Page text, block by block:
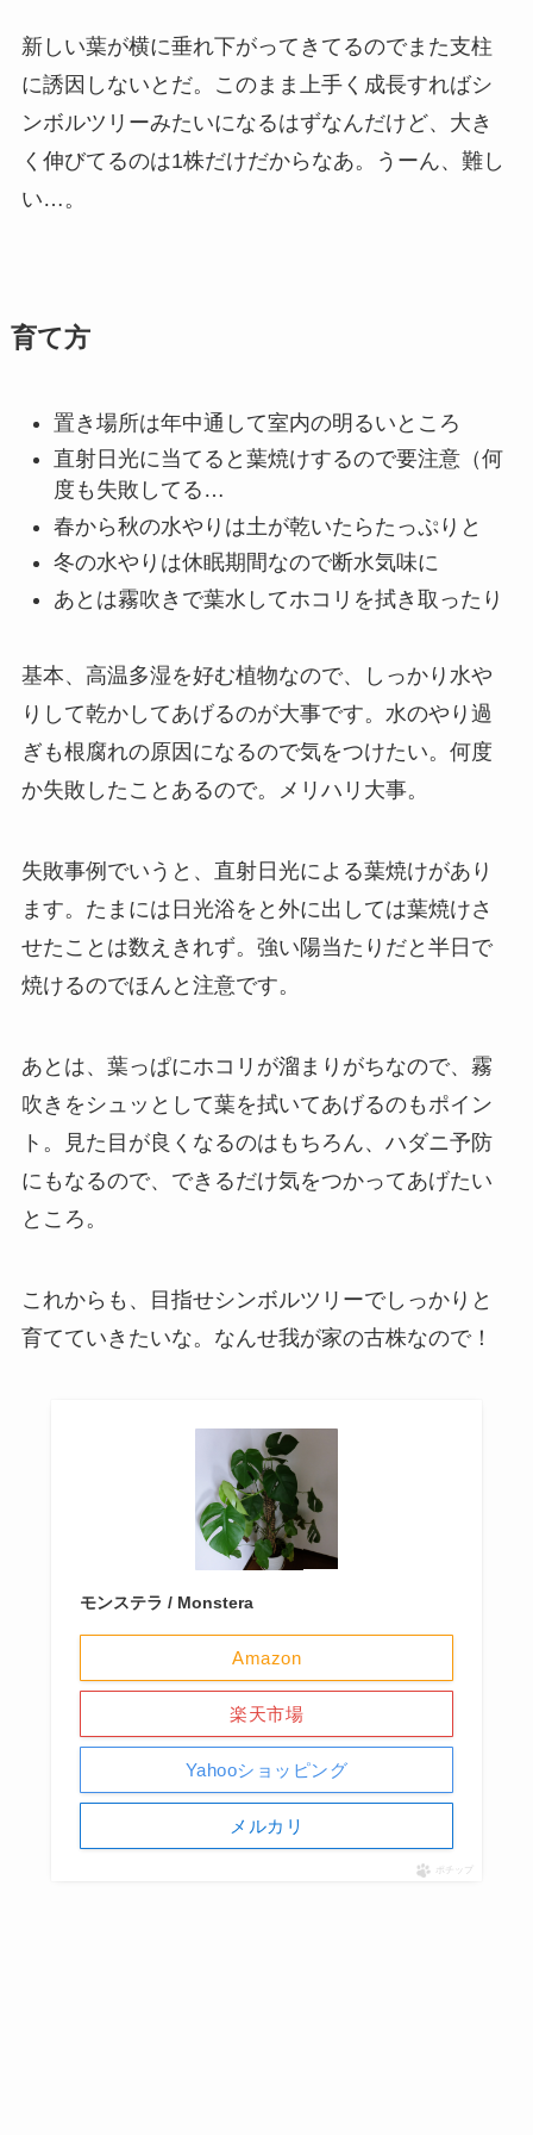
新しい葉が横に垂れ下がってきてるのでまた支柱
に誘因しないとだ。このまま上手く成長すればシ
ンボルツリーみたいになるはずなんだけど、大き
く伸びてるのは1株だけだからなあ。うーん、難し
い…。
育て方
置き場所は年中通して室内の明るいところ
直射日光に当てると葉焼けするので要注意（何
度も失敗してる…
春から秋の水やりは土が乾いたらたっぷりと
冬の水やりは休眠期間なので断水気味に
あとは霧吹きで葉水してホコリを拭き取ったり
基本、高温多湿を好む植物なので、しっかり水や
りして乾かしてあげるのが大事です。水のやり過
ぎも根腐れの原因になるので気をつけたい。何度
か失敗したことあるので。メリハリ大事。
失敗事例でいうと、直射日光による葉焼けがあり
ます。たまには日光浴をと外に出しては葉焼けさ
せたことは数えきれず。強い陽当たりだと半日で
焼けるのでほんと注意です。
あとは、葉っぱにホコリが溜まりがちなので、霧
吹きをシュッとして葉を拭いてあげるのもポイン
ト。見た目が良くなるのはもちろん、ハダニ予防
にもなるので、できるだけ気をつかってあげたい
ところ。
これからも、目指せシンボルツリーでしっかりと
育てていきたいな。なんせ我が家の古株なので！
モンステラ / Monstera
Amazon
楽天市場
Yahooショッピング
メルカリ
ポチップ